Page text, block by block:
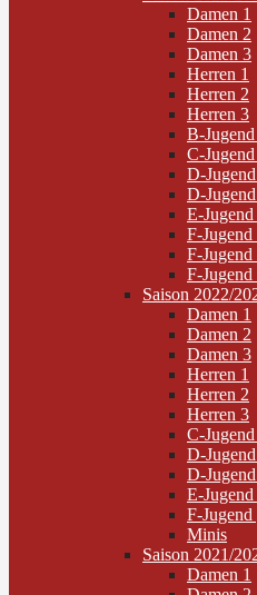
Damen 1
Damen 2
Damen 3
Herren 1
Herren 2
Herren 3
B-
C-
D-
D-
E-
F-Jugend
F-Jugend
F-Jugend
Saison 2022/
Damen 1
Damen 2
Damen 3
Herren 1
Herren 2
Herren 3
C-
D-
D-
E-
F-Jugend
Minis
Saison 2021/
Damen 1